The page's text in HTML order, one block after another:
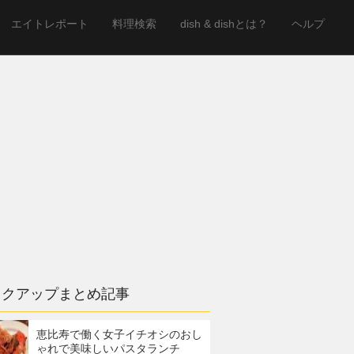
エイトレポート 料理検索 dish & dishとは？ ヘルプ
アップまとめ記事
恵比寿で働く女子イチオシのおし
ゃれで美味しいパスタランチ